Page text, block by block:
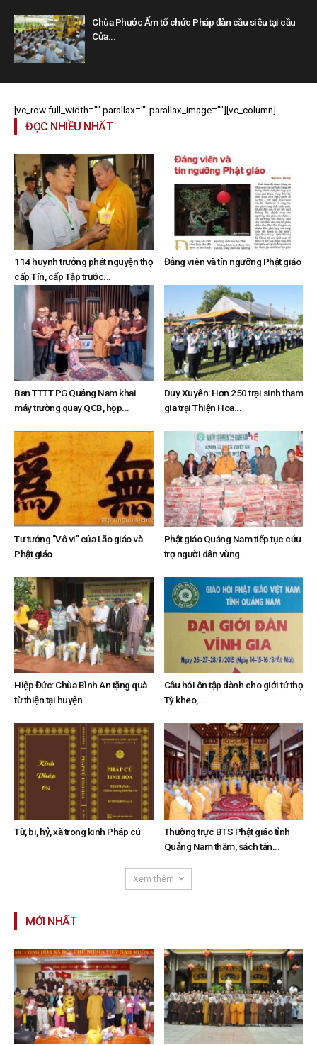
Chùa Phước Ấm tổ chức Pháp đàn cầu siêu tại cầu
Cửa...
[vc_row full_width="" parallax="" parallax_image=""][vc_column]
ĐỌC NHIỀU NHẤT
114 huynh trưởng phát nguyện thọ
cấp Tín, cấp Tập trước...
Đảng viên và tín ngưỡng Phật giáo
Ban TTTT PG Quảng Nam khai
máy trường quay QCB, họp...
Duy Xuyên: Hơn 250 trại sinh tham
gia trại Thiện Hoa...
Tư tưởng "Vô vi" của Lão giáo và
Phật giáo
Phật giáo Quảng Nam tiếp tục cứu
trợ người dân vùng...
Hiệp Đức: Chùa Bình An tặng quà
từ thiện tại huyện...
Câu hỏi ôn tập dành cho giới tử thọ
Tỳ kheo,...
Từ, bi, hỷ, xã trong kinh Pháp cú
Thường trực BTS Phật giáo tỉnh
Quảng Nam thăm, sách tấn...
Xem thêm
MỚI NHẤT